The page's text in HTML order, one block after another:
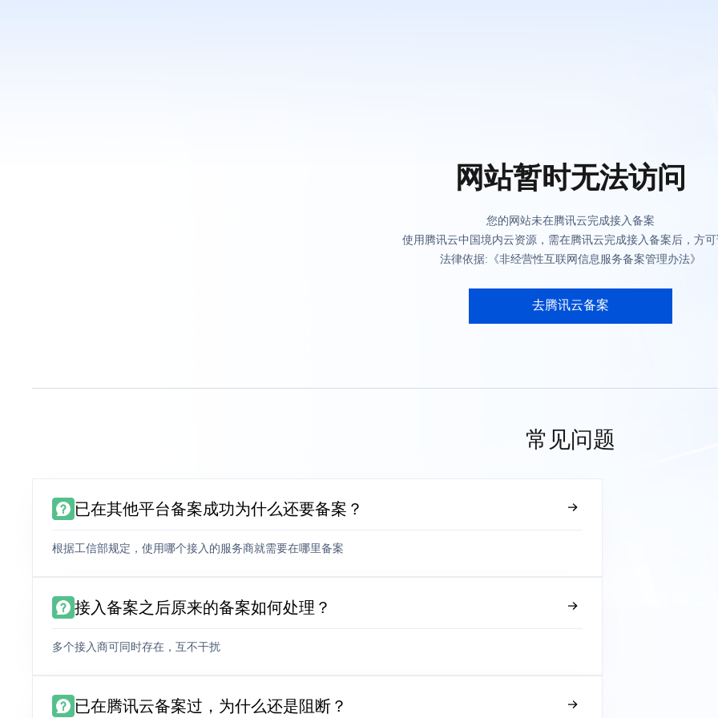
网站暂时无法访问
您的网站未在腾讯云完成接入备案
使用腾讯云中国境内云资源，需在腾讯云完成接入备案后，方
法律依据:《非经营性互联网信息服务备案管理办法》
去腾讯云备案
常见问题
已在其他平台备案成功为什么还要备案？
根据工信部规定，使用哪个接入的服务商就需要在哪里备案
接入备案之后原来的备案如何处理？
多个接入商可同时存在，互不干扰
已在腾讯云备案过，为什么还是阻断？